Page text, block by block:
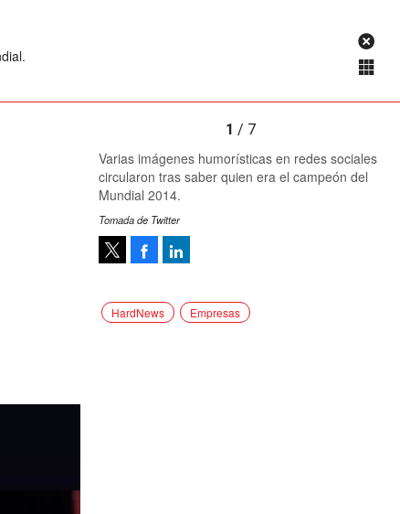
HardNews Empresas
1 / 7
Varias imágenes humorísticas en redes sociales
circularon tras saber quien era el campeón del
Mundial 2014.
Tomada de Twitter
Facebook